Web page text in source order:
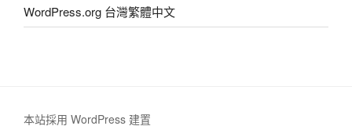
WordPress.org 台灣繁體中文
本站採用 WordPress 建置